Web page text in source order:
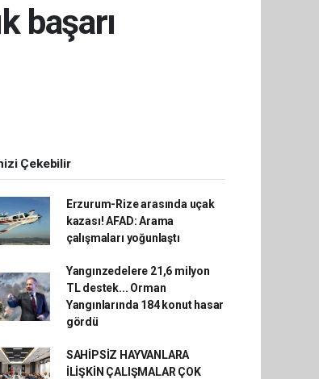
başarı
Çekebilir
Erzurum-Rize arasında uçak
kazası! AFAD: Arama
çalışmaları yoğunlaştı
Yangınzedelere 21,6 milyon
TL destek... Orman
Yangınlarında 184 konut hasar
gördü
SAHİPSİZ HAYVANLARA
İLİŞKİN ÇALIŞMALAR ÇOK